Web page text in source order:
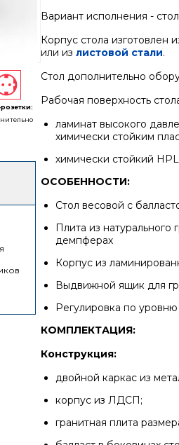
Вариант исполнения -
Корпус стола изготовлен
или из листовой стали.
Стол дополнительно
Рабочая поверхность
ламинат высокого
химически стойким
химически стойкий
ОСОБЕННОСТИ:
Стол весовой с
Плита из натурального
демпферах
Корпус из
Выдвижной ящик для
Регулировка по
КОМПЛЕКТАЦИЯ:
Конструкция:
двойной каркас из
корпус из ЛДСП;
гранитная плита